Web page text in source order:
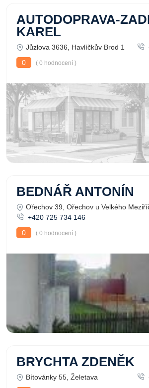
AUTODOPRAVA-
KAREL
Jůzlova 3636, Havlíčkův Brod 1
0
( 0 hodnocení )
BEDNÁŘ ANTONÍN
Ořechov 39, Ořechov u Velkého
+420 725 734 146
0
( 0 hodnocení )
BRYCHTA ZDENĚK
Bítovánky 55, Želetava